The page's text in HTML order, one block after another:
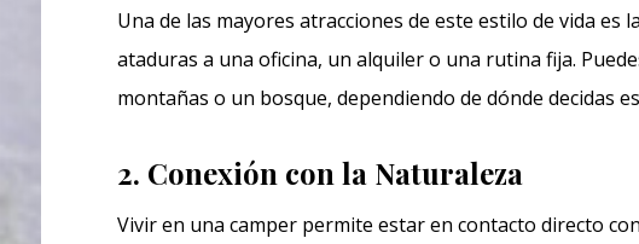
Una de las mayores atracciones de este estilo de vida es
ataduras a una oficina, un alquiler o una rutina fija.
montañas o un bosque, dependiendo de dónde decidas
2. Conexión con la Naturaleza
Vivir en una camper permite estar en contacto directo